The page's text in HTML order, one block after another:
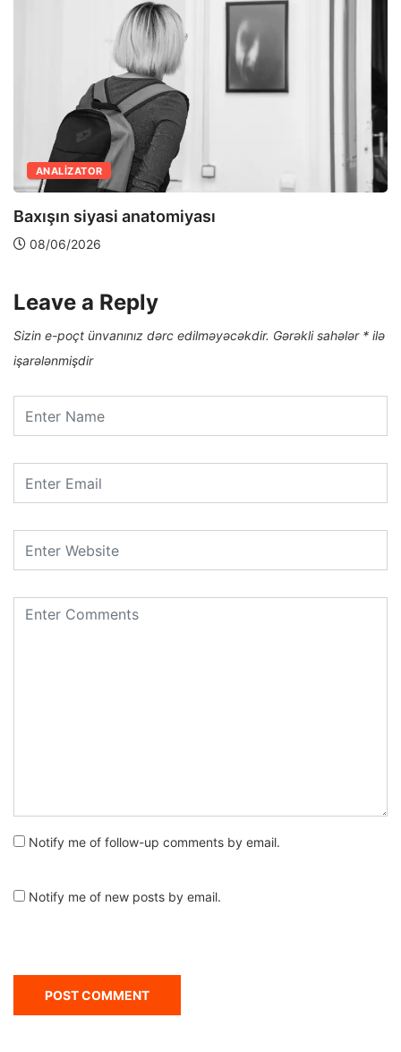
ANALIZATOR
Baxışın siyasi anatomiyası
08/06/2026
Leave a Reply
Sizin e-poçt ünvanınız dərc edilməyəcəkdir. Gərəkli sahələr * ilə
işarələnmişdir
Notify me of follow-up comments by email.
Notify me of new posts by email.